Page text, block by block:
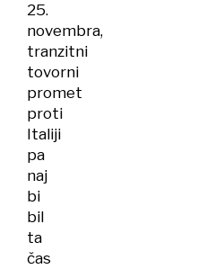
25.
novembra,
tranzitni
tovorni
promet
proti
Italiji
pa
naj
bi
bil
ta
čas